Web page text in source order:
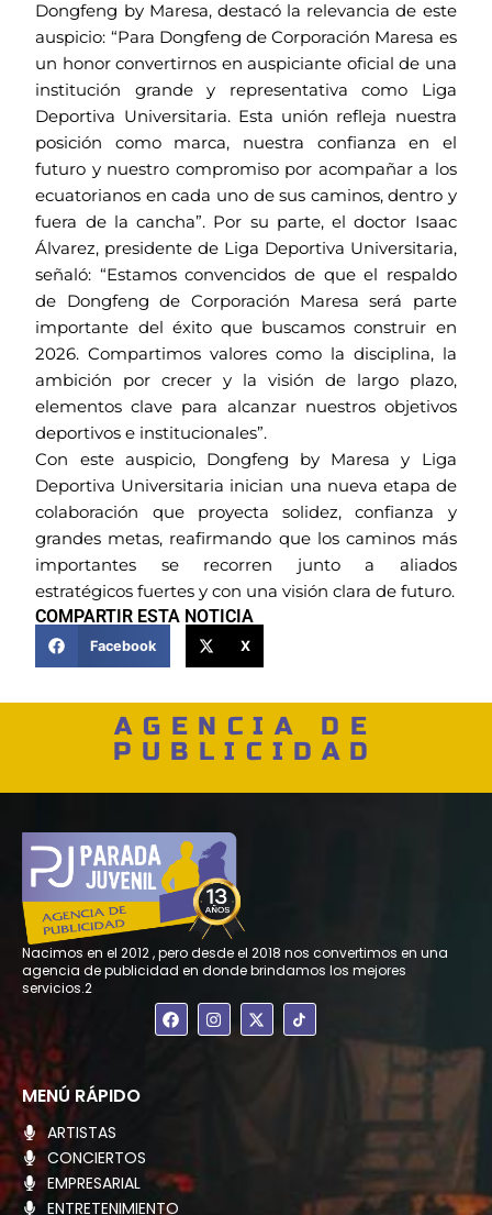
Dongfeng by Maresa, destacó la relevancia de este
auspicio: “Para Dongfeng de Corporación Maresa es
un honor convertirnos en auspiciante oficial de una
institución grande y representativa como Liga
Deportiva Universitaria. Esta unión refleja nuestra
posición como marca, nuestra confianza en el
futuro y nuestro compromiso por acompañar a los
ecuatorianos en cada uno de sus caminos, dentro y
fuera de la cancha”. Por su parte, el doctor Isaac
Álvarez, presidente de Liga Deportiva Universitaria,
señaló: “Estamos convencidos de que el respaldo
de Dongfeng de Corporación Maresa será parte
importante del éxito que buscamos construir en
2026. Compartimos valores como la disciplina, la
ambición por crecer y la visión de largo plazo,
elementos clave para alcanzar nuestros objetivos
deportivos e institucionales”.
Con este auspicio, Dongfeng by Maresa y Liga
Deportiva Universitaria inician una nueva etapa de
colaboración que proyecta solidez, confianza y
grandes metas, reafirmando que los caminos más
importantes se recorren junto a aliados
estratégicos fuertes y con una visión clara de futuro.
COMPARTIR ESTA NOTICIA
Facebook X
AGENCIA DE
PUBLICIDAD
Nacimos en el 2012 , pero desde el 2018 nos convertimos en una
agencia de publicidad en donde brindamos los mejores
servicios.2
F
a
c
I
n
s
X
-
t
MENÚ RÁPIDO
ARTISTAS
CONCIERTOS
EMPRESARIAL
ENTRETENIMIENTO